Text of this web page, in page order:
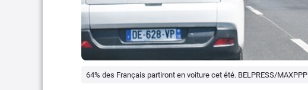
64% des Français partiront en voiture cet été. BELPRESS/MAXPPP